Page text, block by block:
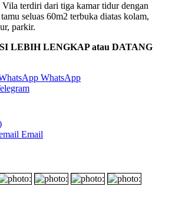
Vila terdiri dari tiga kamar tidur dengan
seluas 60m2 terbuka diatas kolam,
parkir.
LEBIH LENGKAP atau DATANG
WhatsApp
Email